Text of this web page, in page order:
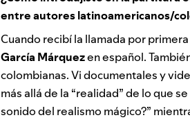
entre autores latinoamericanos/
Cuando recibí la llamada por
García Márquezen español.
colombianas. Vi documentales y
más allá de la “realidad” de lo que
sonido del realismo mágico?”